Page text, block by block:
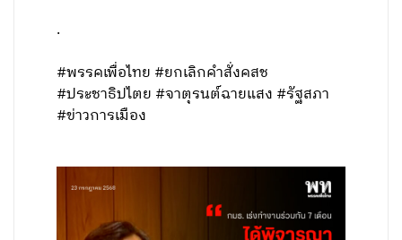
.
#พรรคเพื่อไทย #ยกเลิกคำสั่งคสช
#ประชาธิปไตย #จาตุรนต์ฉายแสง #รัฐสภา
#ข่าวการเมือง